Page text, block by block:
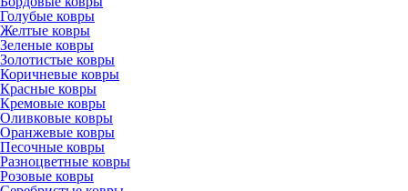
Голубые ковры
Желтые ковры
Зеленые ковры
Золотистые ковры
Коричневые ковры
Красные ковры
Кремовые ковры
Оливковые ковры
Оранжевые ковры
Песочные ковры
Разноцветные ковры
Розовые ковры